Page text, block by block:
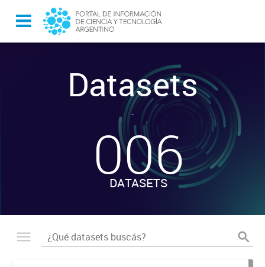
Datasets
-
006
DATASETS